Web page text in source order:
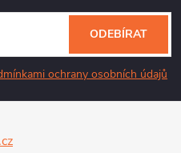
ochrany osobních údajů
ODEBÍRAT